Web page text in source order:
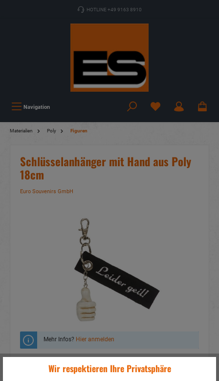
HOTLINE +49 9163 8910
Navigation
Materialien Poly Figuren
Schlüsselanhänger mit Hand aus Poly
18cm
Euro Souvenirs GmbH
Mehr Infos? Hier anmelden
Zum Merkzettel hinzufügen
Wir respektieren Ihre Privatsphäre